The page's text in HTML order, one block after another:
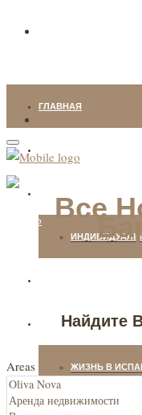
ГЛАВНАЯ
ЖИЗНЬ В
Все
Найдите
Areas